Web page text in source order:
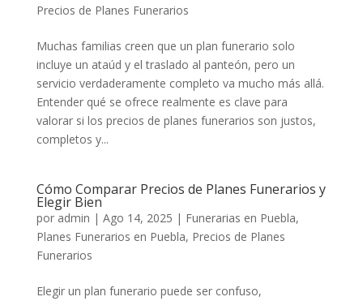
Precios de Planes Funerarios
Muchas familias creen que un plan funerario solo
incluye un ataúd y el traslado al panteón, pero un
servicio verdaderamente completo va mucho más allá.
Entender qué se ofrece realmente es clave para
valorar si los precios de planes funerarios son justos,
completos y...
Cómo Comparar Precios de Planes Funerarios y
Elegir Bien
por admin | Ago 14, 2025 | Funerarias en Puebla,
Planes Funerarios en Puebla, Precios de Planes
Funerarios
Elegir un plan funerario puede ser confuso,